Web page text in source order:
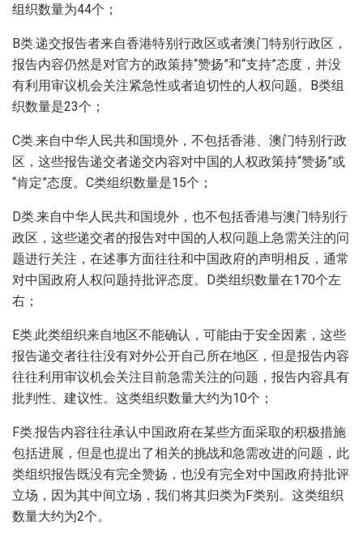
组织数量为44个；
B类.递交报告者来自香港特别行政区或者澳门特别行政区，
报告内容仍然是对官方的政策持“赞扬”和“支持”态度，并没
有利用审议机会关注紧急性或者迫切性的人权问题。B类组
织数量是23个；
C类.来自中华人民共和国境外，不包括香港、澳门特别行政
区，这些报告递交者递交内容对中国的人权政策持“赞扬”或
“肯定”态度。C类组织数量是15个；
D类.来自中华人民共和国境外，也不包括香港与澳门特别行
政区，这些递交者的报告对中国的人权问题上急需关注的问
题进行关注，在述事方面往往和中国政府的声明相反，通常
对中国政府人权问题持批评态度。D类组织数量在170个左
右；
E类.此类组织来自地区不能确认，可能由于安全因素，这些
报告递交者往往没有对外公开自己所在地区，但是报告内容
往往利用审议机会关注目前急需关注的问题，报告内容具有
批判性、建议性。这类组织数量大约为10个；
F类.报告内容往往承认中国政府在某些方面采取的积极措施
包括进展，但是也提出了相关的挑战和急需改进的问题，此
类组织报告既没有完全赞扬，也没有完全对中国政府持批评
立场，因为其中间立场，我们将其归类为F类别。这类组织
数量大约为2个。